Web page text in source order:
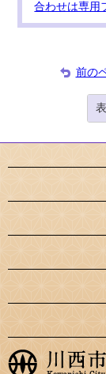
合わせは専用
前の